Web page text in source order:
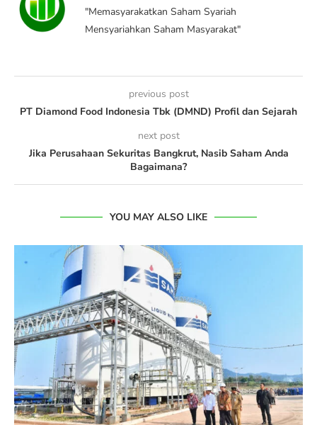
"Memasyarakatkan Saham Syariah
Mensyariahkan Saham Masyarakat"
previous post
PT Diamond Food Indonesia Tbk (DMND) Profil dan Sejarah
next post
Jika Perusahaan Sekuritas Bangkrut, Nasib Saham Anda
Bagaimana?
YOU MAY ALSO LIKE